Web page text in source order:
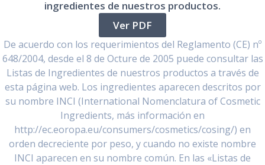
ingredientes de nuestros productos.
Ver PDF
De acuerdo con los requerimientos del Reglamento (CE) nº
648/2004, desde el 8 de Octure de 2005 puede consultar las
Listas de Ingredientes de nuestros productos a través de
esta página web. Los ingredientes aparecen descritos por
su nombre INCI (International Nomenclatura of Cosmetic
Ingredients, más información en
http://ec.eoropa.eu/consumers/cosmetics/cosing/) en
orden decreciente por peso, y cuando no existe nombre
INCI aparecen en su nombre común. En las «Listas de